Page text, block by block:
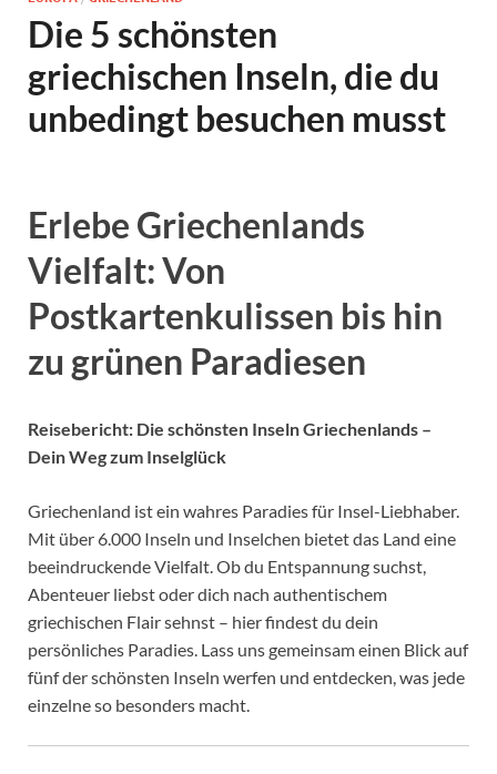
Die 5 schönsten
griechischen Inseln, die du
unbedingt besuchen musst
Erlebe Griechenlands
Vielfalt: Von
Postkartenkulissen bis hin
zu grünen Paradiesen
Reisebericht: Die schönsten Inseln Griechenlands –
Dein Weg zum Inselglück
Griechenland ist ein wahres Paradies für Insel-Liebhaber.
Mit über 6.000 Inseln und Inselchen bietet das Land eine
beeindruckende Vielfalt. Ob du Entspannung suchst,
Abenteuer liebst oder dich nach authentischem
griechischen Flair sehnst – hier findest du dein
persönliches Paradies. Lass uns gemeinsam einen Blick auf
fünf der schönsten Inseln werfen und entdecken, was jede
einzelne so besonders macht.